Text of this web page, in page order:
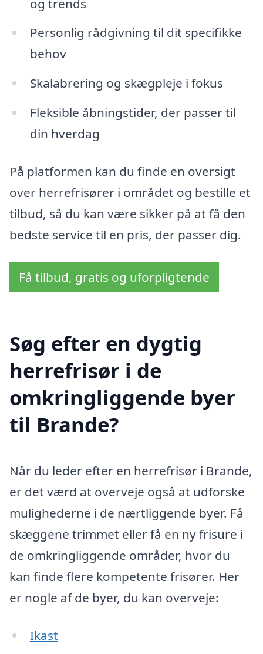
Personlig rådgivning til dit specifikke
behov
Skalabrering og skægpleje i fokus
Fleksible åbningstider, der passer til
din hverdag
På platformen kan du finde en oversigt
over herrefrisører i området og bestille et
tilbud, så du kan være sikker på at få den
bedste service til en pris, der passer dig.
Få tilbud, gratis og uforpligtende
Søg efter en dygtig
herrefrisør i de
omkringliggende byer
til Brande?
Når du leder efter en herrefrisør i Brande,
er det værd at overveje også at udforske
mulighederne i de nærtliggende byer. Få
skæggene trimmet eller få en ny frisure i
de omkringliggende områder, hvor du
kan finde flere kompetente frisører. Her
er nogle af de byer, du kan overveje:
Ikast